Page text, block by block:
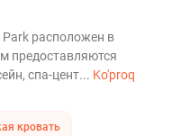
расположен в
предоставляются
спа-цент... Ko'proq
кровать